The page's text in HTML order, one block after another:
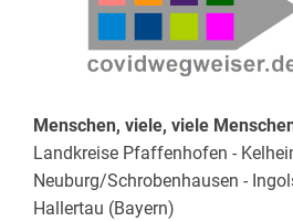
Menschen, viele, viele
Landkreise Pfaffenhofen -
Neuburg/Schrobenhausen -
Hallertau (Bayern)